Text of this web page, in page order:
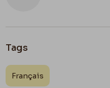
Tags
Français